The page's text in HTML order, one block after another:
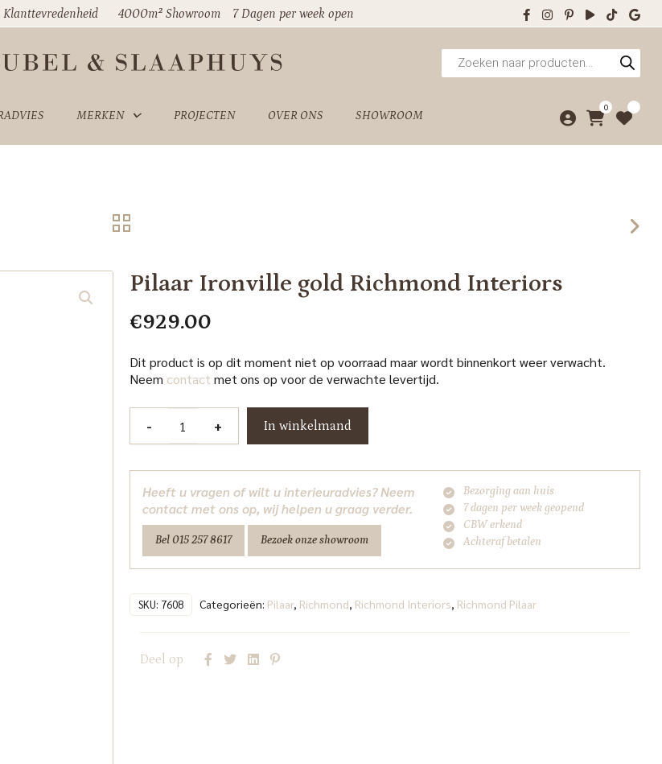
Klanttevredenheid 4000m² Showroom 7 Dagen per week open
Producten
zoeken
MERKEN PROJECTEN OVER ONS SHOWROOM
0
Pilaar Ironville gold Richmond Interiors
€929.00
Dit product is op dit moment niet op voorraad maar wordt binnenkort weer verwacht.
Neem contact met ons op voor de verwachte levertijd.
-
Interiors
aantal
+ In winkelmand
Heeft u vragen of wilt u interieuradvies? Neem
contact met ons op, wij helpen u graag verder.
Bel 015 257 8617 Bezoek onze showroom
Bezorging aan huis
7 dagen per week geopend
CBW erkend
Achteraf betalen
SKU: 7608 Categorieën: Pilaar, Richmond, Richmond Interiors, Richmond Pilaar
Deel op